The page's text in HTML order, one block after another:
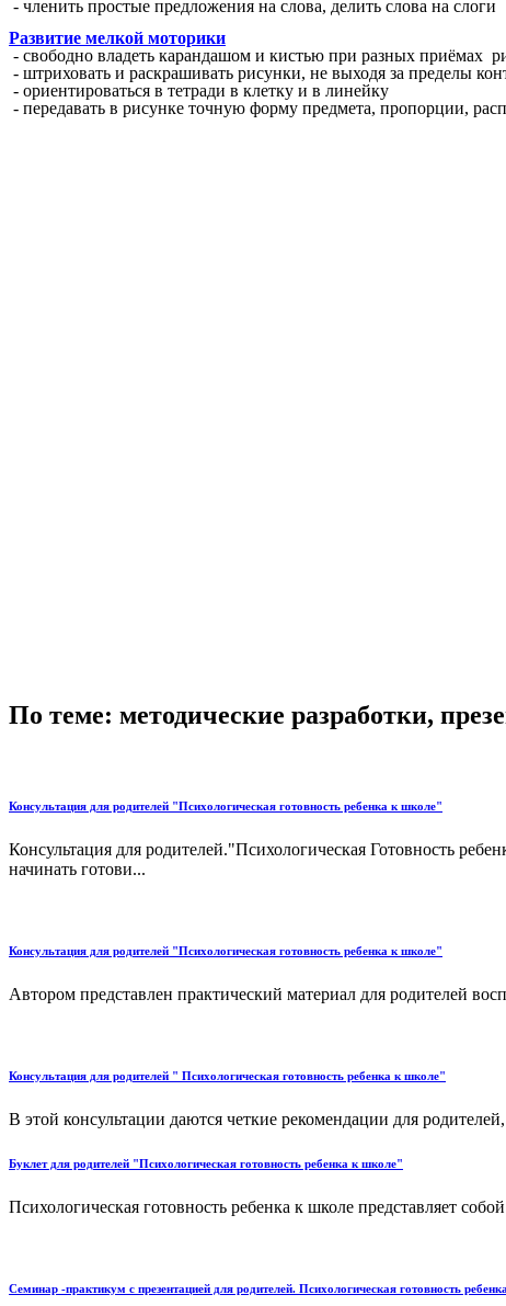
- членить простые предложения на слова, делить слова на слоги
Развитие мелкой моторики
- свободно владеть карандашом и кистью при разных приёмах
- штриховать и раскрашивать рисунки, не выходя за пределы
- ориентироваться в тетради в клетку и в линейку
- передавать в рисунке точную форму предмета, пропорции,
По теме: методические разработки,
Консультация для родителей "Психологическая готовность ребенка к школе"
Консультация для родителей."Психологическая Готовность
начинать готови...
Консультация для родителей "Психологическая готовность ребенка к школе"
Автором представлен практический материал для родителей
Консультация для родителей " Психологическая готовность ребенка к школе"
В этой консультации даются четкие рекомендации для
Буклет для родителей "Психологическая готовность ребенка к школе"
Психологическая готовность ребенка к школе представляет
Семинар -практикум с презентацией для родителей. Психологическая готовность